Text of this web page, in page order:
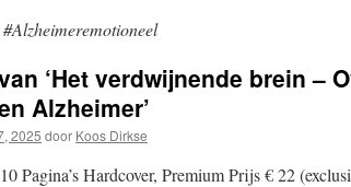
#Alzheimeremotioneel
‘Het verdwijnende brein –
Alzheimer’
2025 door Koos Dirkse
Pagina’s Hardcover, Premium Prijs € 22